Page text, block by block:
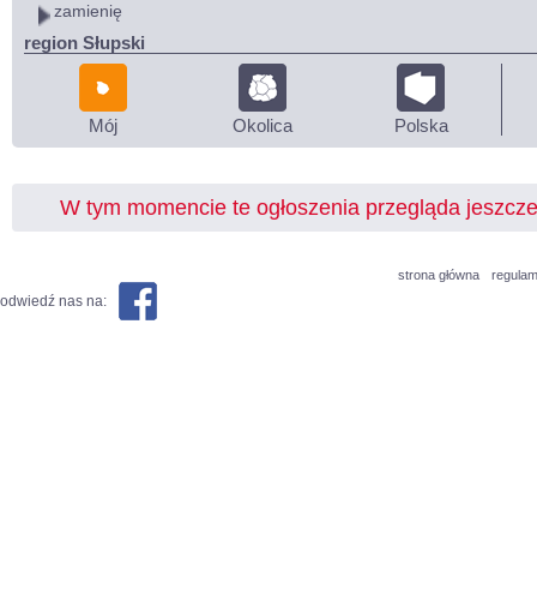
zamienię
region Słupski
Mój Okolica Polska
W tym momencie te ogłoszenia przegląda
strona główna
odwiedź nas na: